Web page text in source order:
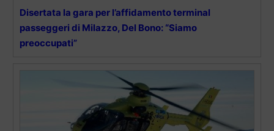
Disertata la gara per l’affidamento terminal
passeggeri di Milazzo, Del Bono: “Siamo
preoccupati”